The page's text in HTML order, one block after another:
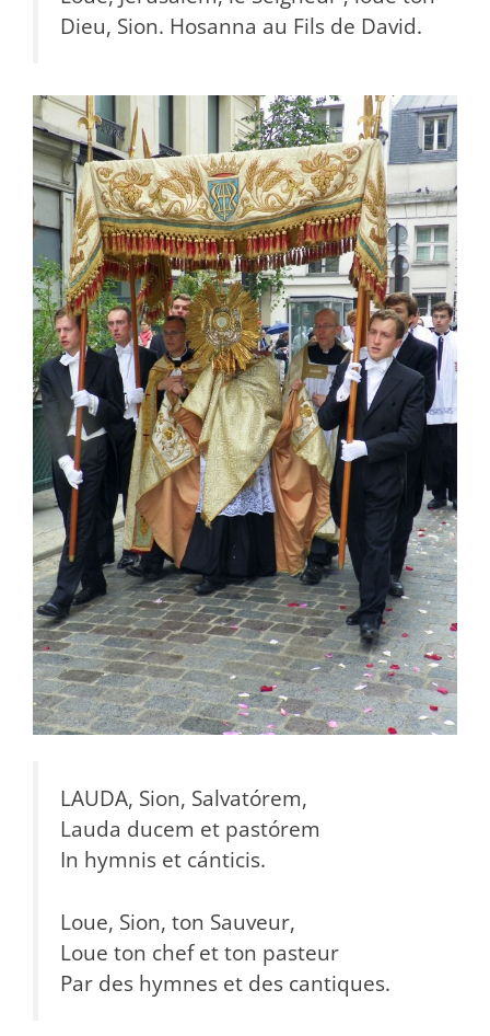
Dieu, Sion. Hosanna au Fils de David.
LAUDA, Sion, Salvatórem,
Lauda ducem et pastórem
In hymnis et cánticis.
Loue, Sion, ton Sauveur,
Loue ton chef et ton pasteur
Par des hymnes et des cantiques.